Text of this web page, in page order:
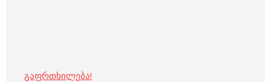
გაფრთხილება!